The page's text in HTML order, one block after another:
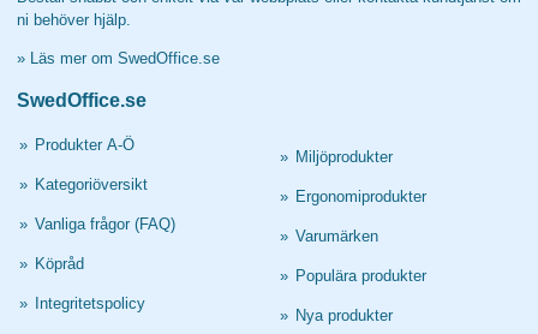
ni behöver hjälp.
» Läs mer om SwedOffice.se
SwedOffice.se
» Produkter A-Ö
» Kategoriöversikt
» Vanliga frågor (FAQ)
» Köpråd
» Integritetspolicy
» Miljöprodukter
» Ergonomiprodukter
» Varumärken
» Populära produkter
» Nya produkter